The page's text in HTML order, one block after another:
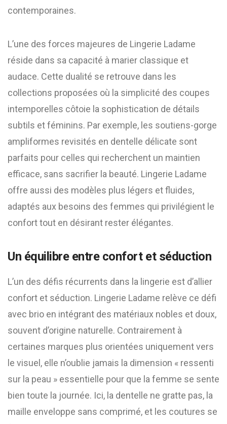
contemporaines.
L’une des forces majeures de Lingerie Ladame
réside dans sa capacité à marier classique et
audace. Cette dualité se retrouve dans les
collections proposées où la simplicité des coupes
intemporelles côtoie la sophistication de détails
subtils et féminins. Par exemple, les soutiens-gorge
ampliformes revisités en dentelle délicate sont
parfaits pour celles qui recherchent un maintien
efficace, sans sacrifier la beauté. Lingerie Ladame
offre aussi des modèles plus légers et fluides,
adaptés aux besoins des femmes qui privilégient le
confort tout en désirant rester élégantes.
Un équilibre entre confort et séduction
L’un des défis récurrents dans la lingerie est d’allier
confort et séduction. Lingerie Ladame relève ce défi
avec brio en intégrant des matériaux nobles et doux,
souvent d’origine naturelle. Contrairement à
certaines marques plus orientées uniquement vers
le visuel, elle n’oublie jamais la dimension « ressenti
sur la peau » essentielle pour que la femme se sente
bien toute la journée. Ici, la dentelle ne gratte pas, la
maille enveloppe sans comprimé, et les coutures se